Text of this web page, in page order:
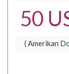
50
( Amerikan